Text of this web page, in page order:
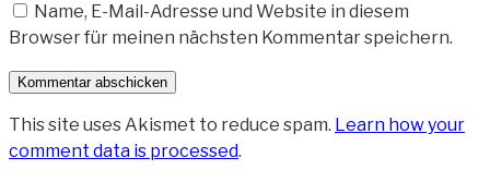
Name, E-Mail-Adresse und Website in diesem
Browser für meinen nächsten Kommentar speichern.
This site uses Akismet to reduce spam. Learn how your
comment data is processed.